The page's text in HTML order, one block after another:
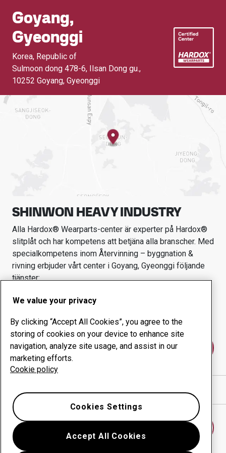
Goyang,
Gyeonggi
Korea, Republic of
Sulmoon dong 478-6, Ilsan Dong gu.,
10252 Goyang, Gyeonggi
SHINWON HEAVY INDUSTRY
Alla Hardox® Wearparts-center är experter på Hardox®
slitplåt och har kompetens att betjäna alla branscher. Med
specialkompetens inom Återvinning – byggnation &
rivning erbjuder vårt center i Goyang, Gyeonggi följande
tjänster:
Slitprodukter
Ökad driftsäkerhet
Egen tillverkning
Kontakta oss
We value your privacy
By clicking “Accept All Cookies”, you agree to the
storing of cookies on your device to enhance site
navigation, analyze site usage, and assist in our
marketing efforts.
Cookie policy
Accept All Cookies
Cookies Settings